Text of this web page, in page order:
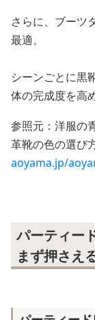
さらに、ブーツ
最適。
シーンごとに黒
体の完成度を高
参照元：洋服の
革靴の色の選び
aoyama.jp/
パーティー
まず押さえ